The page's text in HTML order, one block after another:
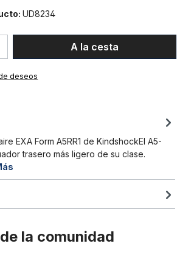
UD8234
producto: introduce la
A la cesta
deseos
EXA Form A5RR1 de KindshockEl A5-
trasero más ligero de su clase.
la comunidad